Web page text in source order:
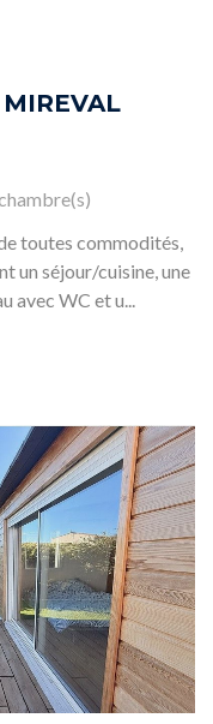
toutes commodités,
un séjour/cuisine, une
avec WC et u...